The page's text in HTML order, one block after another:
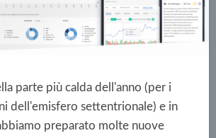
parte più calda dell'anno (per i
dell'emisfero settentrionale) e in
preparato molte nuove